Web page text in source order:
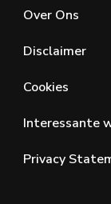
Over Ons
Disclaimer
Cookies
Interessante
Privacy